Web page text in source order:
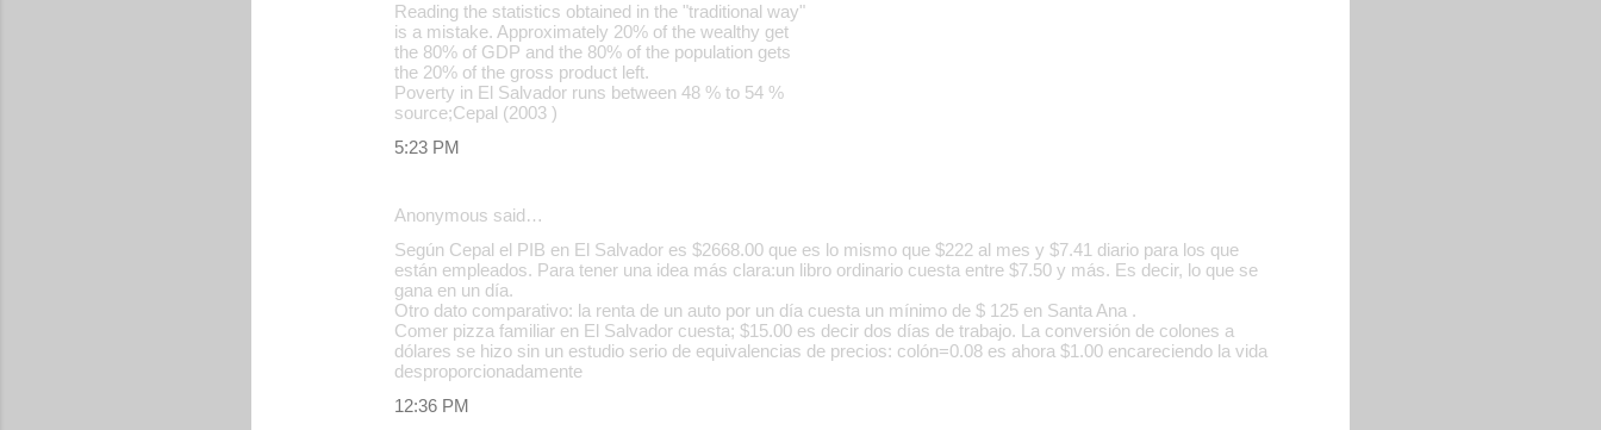
Reading the statistics obtained in the "traditional way"
is a mistake. Approximately 20% of the wealthy get
the 80% of GDP and the 80% of the population gets
the 20% of the gross product left.
Poverty in El Salvador runs between 48 % to 54 %
source;Cepal (2003 )
5:23 PM
Anonymous said…
Según Cepal el PIB en El Salvador es $2668.00 que es lo mismo que $222 al mes y $7.41 diario para los que
están empleados. Para tener una idea más clara:un libro ordinario cuesta entre $7.50 y más. Es decir, lo que se
gana en un día.
Otro dato comparativo: la renta de un auto por un día cuesta un mínimo de $ 125 en Santa Ana .
Comer pizza familiar en El Salvador cuesta; $15.00 es decir dos días de trabajo. La conversión de colones a
dólares se hizo sin un estudio serio de equivalencias de precios: colón=0.08 es ahora $1.00 encareciendo la vida
desproporcionadamente
12:36 PM